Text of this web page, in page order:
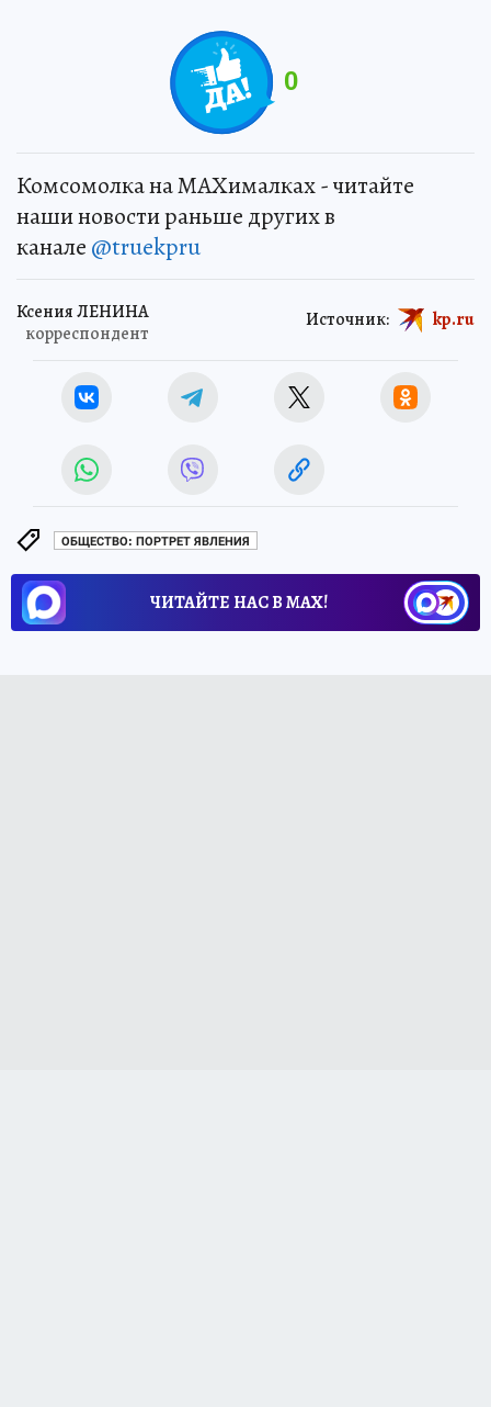
0
Комсомолка на MAXималках - читайте
наши новости раньше других в
канале @truekpru
Ксения ЛЕНИНА
корреспондент
Источник: kp.ru
ОБЩЕСТВО: ПОРТРЕТ ЯВЛЕНИЯ
ЧИТАЙТЕ НАС В МАХ!